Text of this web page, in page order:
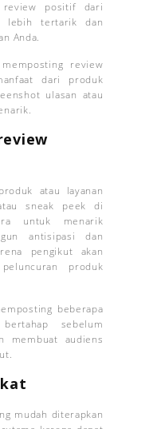
review positif dari
lebih tertarik dan
Anda.
review
dari produk
ulasan atau
atau layanan
sneak peek di
untuk menarik
antisipasi dan
pengikut akan
produk
beberapa
sebelum
membuat audiens
mudah diterapkan